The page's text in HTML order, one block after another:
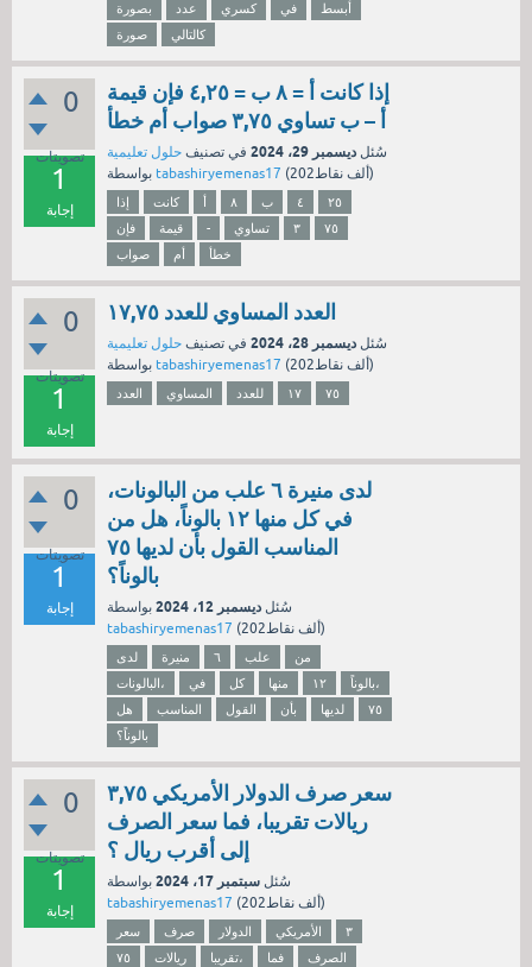
بصورة
عدد كسري في
أبسط
صورة
كالتالي
0
تصويتات
1
إجابة
إذا كانت أ = ٨ ب = ٤,٢٥ فإن قيمة
أ – ب تساوي ٣,٧٥ صواب أم خطأ
سُئل ديسمبر 29، 2024 في تصنيف حلول تعليمية
tabashiryemenas17 ( 202ألف نقاط)
إذا كانت أ ٨ ب ٤
٢٥
فإن
قيمة - تساوي ٣
٧٥
صواب
أم خطأ
0
تصويتات
1
إجابة
العدد المساوي للعدد ١٧,٧٥
سُئل ديسمبر 28، 2024 في تصنيف حلول تعليمية
tabashiryemenas17 ( 202ألف نقاط)
العدد المساوي للعدد ١٧ ٧٥
0
تصويتات
1
إجابة
لدى منيرة ٦ علب من البالونات،
في كل منها ١٢ بالوناً، هل من
المناسب القول بأن لديها ٧٥
بالوناً؟
سُئل ديسمبر 12، 2024
بواسطة
tabashiryemenas17 ( 202ألف نقاط)
لدى منيرة ٦ علب
من
البالونات،
في كل منها ١٢
بالوناً،
هل
المناسب القول بأن لديها
٧٥
بالوناً؟
0
تصويتات
1
إجابة
سعر صرف الدولار الأمريكي ٣,٧٥
ريالات تقريبا، فما سعر الصرف
إلى أقرب ريال ؟
سُئل سبتمبر 17، 2024
بواسطة
tabashiryemenas17 ( 202ألف نقاط)
سعر صرف الدولار الأمريكي
٣
٧٥
ريالات تقريبا، فما الصرف